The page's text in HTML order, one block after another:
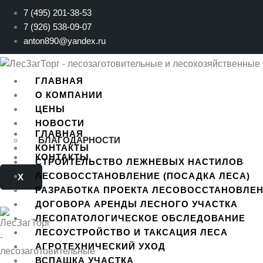
содержимому
7 (495) 201-38-53
7 (926) 538-09-07
anton890@yandex.ru
ГЛАВНАЯ
О КОМПАНИИ
ЦЕНЫ
НОВОСТИ
БЛАГОДАРНОСТИ
КОНТАКТЫ
X
ГЛАВНАЯ
КОНТАКТЫ
СТРОИТЕЛЬСТВО ЛЕЖНЕВЫХ НАСТИЛОВ
ЛЕСОВОССТАНОВЛЕНИЕ (ПОСАДКА ЛЕСА)
РАЗРАБОТКА ПРОЕКТА
ДОГОВОРА АРЕНДЫ ЛЕСНОГО УЧАСТКА
ЛЕСОПАТОЛОГИЧЕСКОЕ ОБСЛЕДОВАНИЕ
ЛЕСОУСТРОЙСТВО И ТАКСАЦИЯ ЛЕСА
АГРОТЕХНИЧЕСКИЙ УХОД
ВСПАШКА УЧАСТКА